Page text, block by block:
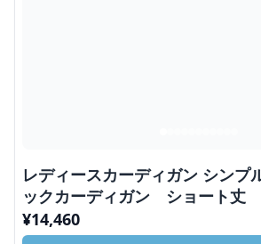
レディースカーディガン シンプ
ックカーディガン ショート丈
¥14,460